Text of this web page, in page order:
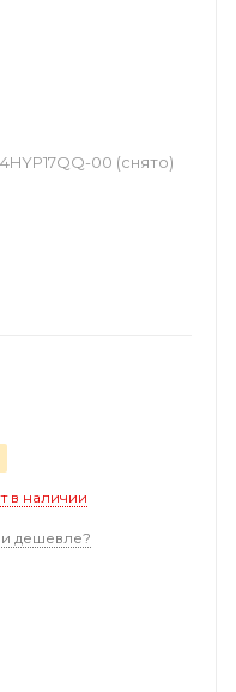
4HYP17QQ-00 (снято)
в наличии
дешевле?